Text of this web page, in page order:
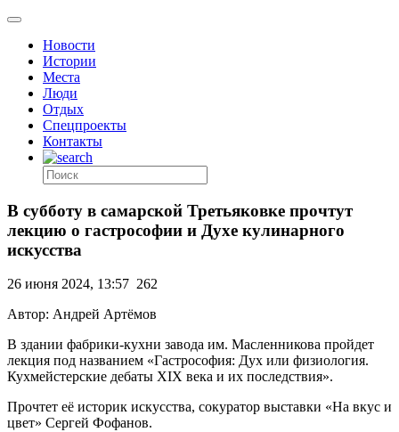
Новости
Истории
Места
Люди
Отдых
Спецпроекты
Контакты
В субботу в самарской Третьяковке прочтут
лекцию о гастрософии и Духе кулинарного
искусства
26 июня 2024, 13:57 262
Автор: Андрей Артёмов
В здании фабрики-кухни завода им. Масленникова пройдет
лекция под названием «Гастрософия: Дух или физиология.
Кухмейстерские дебаты XIX века и их последствия».
Прочтет её историк искусства, сокуратор выставки «На вкус и
цвет» Сергей Фофанов.